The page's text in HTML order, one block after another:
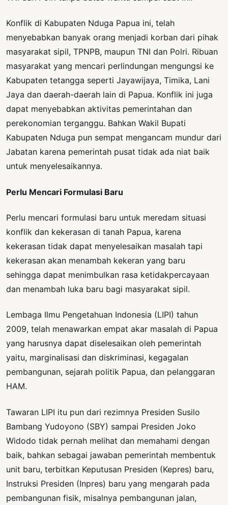
Konflik di Kabupaten Nduga Papua ini, telah
menyebabkan banyak orang menjadi korban dari pihak
masyarakat sipil, TPNPB, maupun TNI dan Polri. Ribuan
masyarakat yang mencari perlindungan mengungsi ke
Kabupaten tetangga seperti Jayawijaya, Timika, Lani
Jaya dan daerah-daerah lain di Papua. Konflik ini juga
dapat menyebabkan aktivitas pemerintahan dan
perekonomian terganggu. Bahkan Wakil Bupati
Kabupaten Nduga pun sempat mengancam mundur dari
Jabatan karena pemerintah pusat tidak ada niat baik
untuk menyelesaikannya.
Perlu Mencari Formulasi Baru
Perlu mencari formulasi baru untuk meredam situasi
konflik dan kekerasan di tanah Papua, karena
kekerasan tidak dapat menyelesaikan masalah tapi
kekerasan akan menambah kekeran yang baru
sehingga dapat menimbulkan rasa ketidakpercayaan
dan menambah luka baru bagi masyarakat sipil.
Lembaga Ilmu Pengetahuan Indonesia (LIPI) tahun
2009, telah menawarkan empat akar masalah di Papua
yang harusnya dapat diselesaikan oleh pemerintah
yaitu, marginalisasi dan diskriminasi, kegagalan
pembangunan, sejarah politik Papua, dan pelanggaran
HAM.
Tawaran LIPI itu pun dari rezimnya Presiden Susilo
Bambang Yudoyono (SBY) sampai Presiden Joko
Widodo tidak pernah melihat dan memahami dengan
baik, bahkan sebagai jawaban pemerintah membentuk
unit baru, terbitkan Keputusan Presiden (Kepres) baru,
Instruksi Presiden (Inpres) baru yang mengarah pada
pembangunan fisik, misalnya pembangunan jalan,